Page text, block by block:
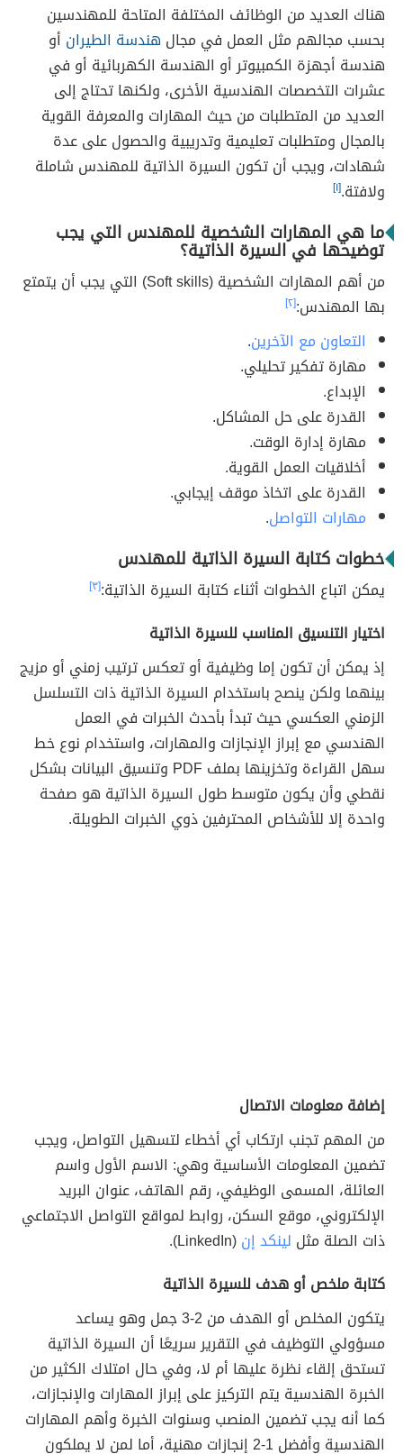
هناك العديد من الوظائف المختلفة المتاحة للمهندسين
بحسب مجالهم مثل العمل في مجال هندسة الطيران أو
هندسة أجهزة الكمبيوتر أو الهندسة الكهربائية أو في
عشرات التخصصات الهندسية الأخرى، ولكنها تحتاج إلى
العديد من المتطلبات من حيث المهارات والمعرفة القوية
بالمجال ومتطلبات تعليمية وتدريبية والحصول على عدة
شهادات، ويجب أن تكون السيرة الذاتية للمهندس شاملة
ولافتة.[١]
ما هي المهارات الشخصية للمهندس التي يجب
توضيحها في السيرة الذاتية؟
من أهم المهارات الشخصية (Soft skills) التي يجب أن يتمتع
بها المهندس:[٢]
التعاون مع الآخرين.
مهارة تفكير تحليلي.
الإبداع.
القدرة على حل المشاكل.
مهارة إدارة الوقت.
أخلاقيات العمل القوية.
القدرة على اتخاذ موقف إيجابي.
مهارات التواصل.
خطوات كتابة السيرة الذاتية للمهندس
يمكن اتباع الخطوات أثناء كتابة السيرة الذاتية:[٣]
اختيار التنسيق المناسب للسيرة الذاتية
إذ يمكن أن تكون إما وظيفية أو تعكس ترتيب زمني أو مزيج
بينهما ولكن ينصح باستخدام السيرة الذاتية ذات التسلسل
الزمني العكسي حيث تبدأ بأحدث الخبرات في العمل
الهندسي مع إبراز الإنجازات والمهارات، واستخدام نوع خط
سهل القراءة وتخزينها بملف PDF وتنسيق البيانات بشكل
نقطي وأن يكون متوسط طول السيرة الذاتية هو صفحة
واحدة إلا للأشخاص المحترفين ذوي الخبرات الطويلة.
إضافة معلومات الاتصال
من المهم تجنب ارتكاب أي أخطاء لتسهيل التواصل، ويجب
تضمين المعلومات الأساسية وهي: الاسم الأول واسم
العائلة، المسمى الوظيفي، رقم الهاتف، عنوان البريد
الإلكتروني، موقع السكن، روابط لمواقع التواصل الاجتماعي
ذات الصلة مثل لينكد إن(LinkedIn).
كتابة ملخص أو هدف للسيرة الذاتية
يتكون المخلص أو الهدف من 2-3 جمل وهو يساعد
مسؤولي التوظيف في التقرير سريعًا أن السيرة الذاتية
تستحق إلقاء نظرة عليها أم لا، وفي حال امتلاك الكثير من
الخبرة الهندسية يتم التركيز على إبراز المهارات والإنجازات،
كما أنه يجب تضمين المنصب وسنوات الخبرة وأهم المهارات
الهندسية وأفضل 1-2 إنجازات مهنية، أما لمن لا يملكون